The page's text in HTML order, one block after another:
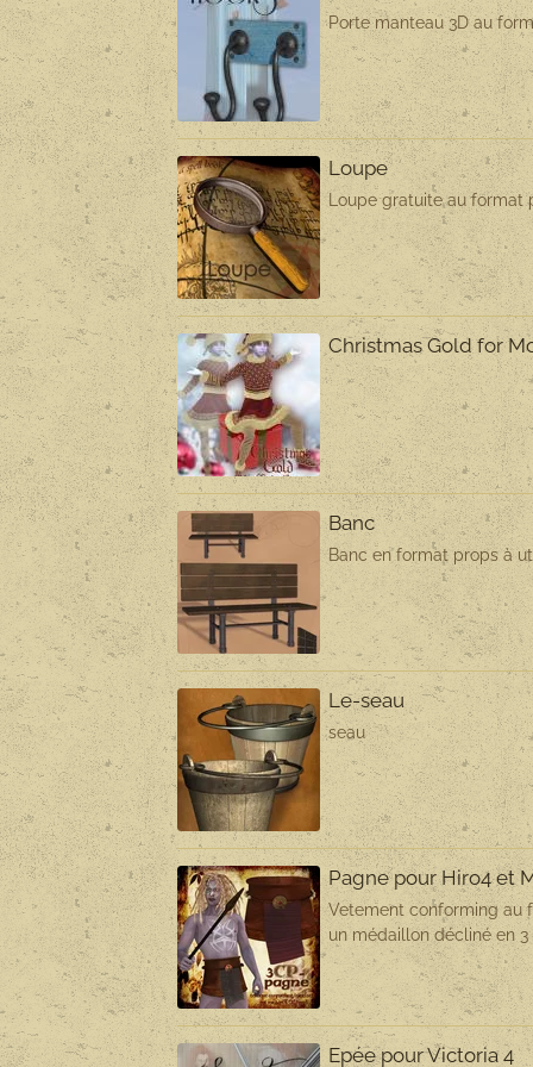
Porte manteau 3D au
Loupe
Loupe gratuite au format
Christmas Gold for
Banc
Banc en format props à
Le-seau
seau
Pagne pour Hiro4 et
Vetement conforming au
un médaillon décliné en
Epée pour Victoria 4